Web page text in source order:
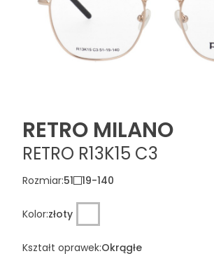
RETRO MILANO
RETRO R13K15 C3
Rozmiar:51 19-140
Kolor:złoty
Kształt oprawek:Okrągłe